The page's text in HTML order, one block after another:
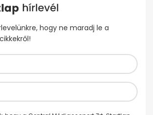
hogy ne maradj le a